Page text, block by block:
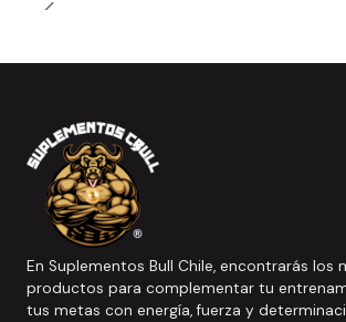
En Suplementos Bull Chile, encontrarás los
productos para complementar tu
tus metas con energía, fuerza y